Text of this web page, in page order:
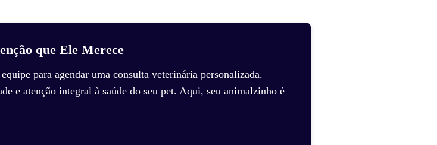
que Ele Merece
para agendar uma consulta veterinária personalizada.
e atenção integral à saúde do seu pet. Aqui, seu animalzinho é